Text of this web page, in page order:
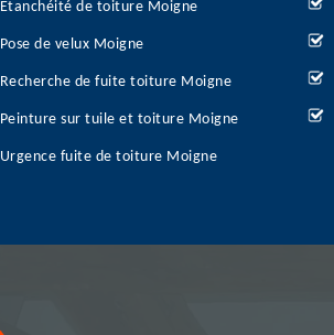
Etanchéité de toiture Moigne
Pose de velux Moigne
Recherche de fuite toiture Moigne
Peinture sur tuile et toiture Moigne
Urgence fuite de toiture Moigne